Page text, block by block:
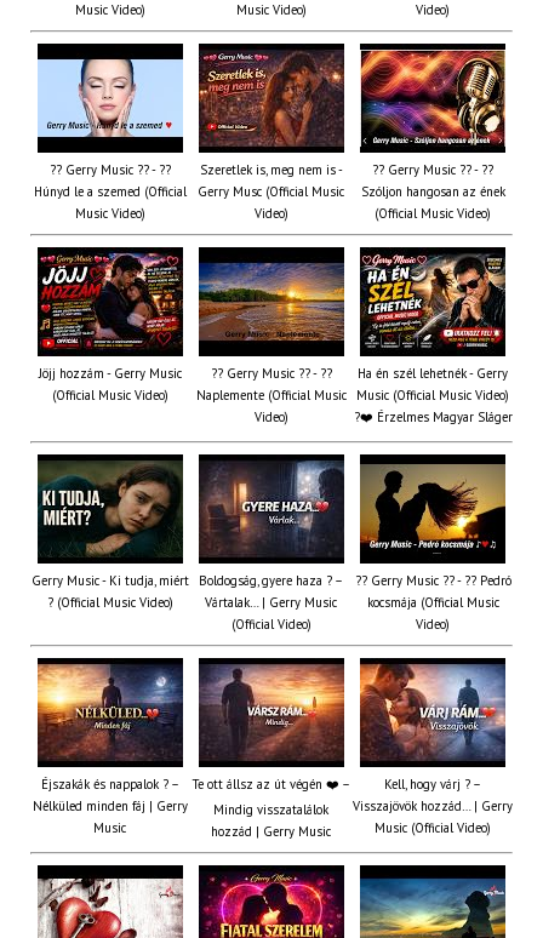
Music Video)
Music Video)
Video)
?? Gerry Music ?? - ??
Húnyd le a szemed (Official
Music Video)
Szeretlek is, meg nem is -
Gerry Musc (Official Music
Video)
?? Gerry Music ?? - ??
Szóljon hangosan az ének
(Official Music Video)
Jöjj hozzám - Gerry Music
(Official Music Video)
?? Gerry Music ?? - ??
Naplemente (Official Music
Video)
Ha én szél lehetnék - Gerry
Music (Official Music Video)
?️❤️ Érzelmes Magyar Sláger
Gerry Music - Ki tudja, miért
? (Official Music Video)
Boldogság, gyere haza ? –
Vártalak… | Gerry Music
(Official Video)
?? Gerry Music ?? - ?? Pedró
kocsmája (Official Music
Video)
Éjszakák és nappalok ? –
Nélküled minden fáj | Gerry
Music
Te ott állsz az út végén ❤️ –
Mindig visszatalálok
hozzád | Gerry Music
Kell, hogy várj ? –
Visszajövök hozzád… | Gerry
Music (Official Video)